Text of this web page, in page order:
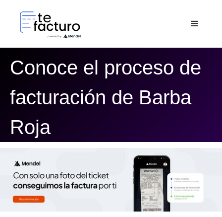
Conoce el proceso de
facturación de Barba
Roja